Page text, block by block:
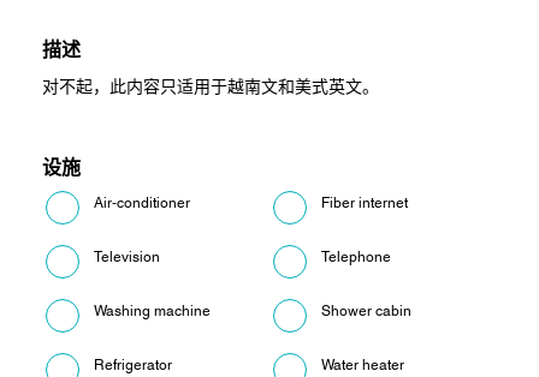
描述
对不起，此内容只适用于越南文和美式英文。
设施
Air-conditioner Fiber internet
Television Telephone
Washing machine Shower cabin
Refrigerator Water heater